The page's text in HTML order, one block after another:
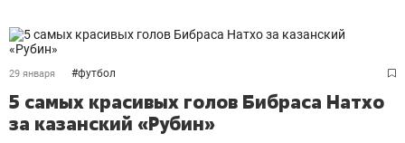
29 января #футбол
5 самых красивых голов Бибраса Натхо
за казанский «Рубин»